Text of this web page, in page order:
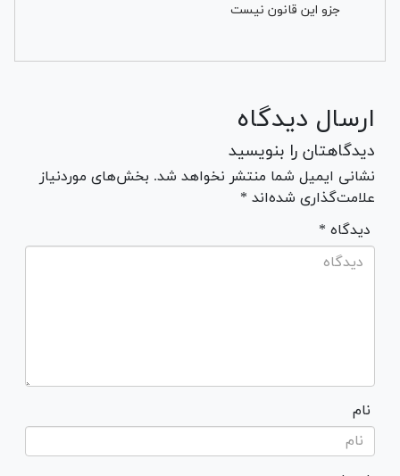
جزو این قانون نیست
ارسال دیدگاه
دیدگاهتان را بنویسید
نشانی ایمیل شما منتشر نخواهد شد. بخش‌های موردنیاز
علامت‌گذاری شده‌اند *
* دیدگاه
نام